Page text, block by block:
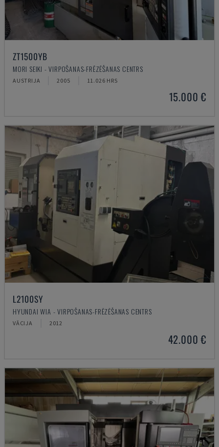
ZT1500YB
MORI SEIKI - VIRPOŠANAS-FRĒZĒŠANAS CENTRS
AUSTRIJA 2005 11.026 HRS
15.000 €
L2100SY
HYUNDAI WIA - VIRPOŠANAS-FRĒZĒŠANAS CENTRS
VĀCIJA 2012
42.000 €